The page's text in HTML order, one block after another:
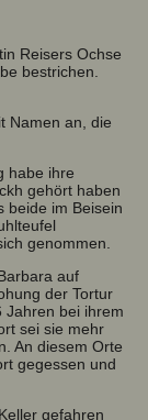
Reisers Ochse
bestrichen.
Namen an, die
habe ihre
gehört haben
beide im Beisein
genommen.
auf
der Tortur
Jahren bei ihrem
sei sie mehr
An diesem Orte
gegessen und
gefahren